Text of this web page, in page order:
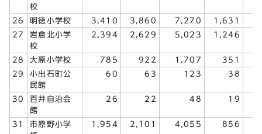
校
26 明徳小学校 3,410 3,860 7,270 1,631
27
岩倉北小学
校
2,394 2,629 5,023 1,246
28 大原小学校 785 922 1,707 351
29
小出石町公
民館
60 63 123 38
30
百井自治会
館
26 22 48 19
31
市原野小学
1,954 2,101 4,055 856